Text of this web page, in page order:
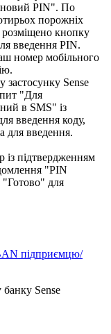
ш номер мобільного
ю.
підприємцю/
банку Sense